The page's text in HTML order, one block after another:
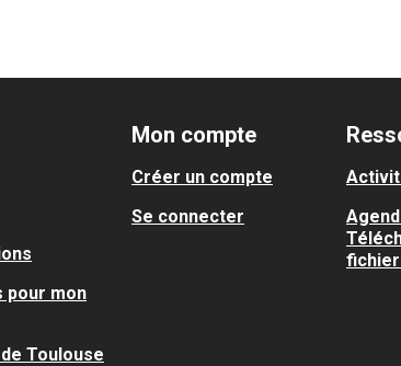
pour mon
Toulouse
Mon compte
Créer un compte
Se connecter